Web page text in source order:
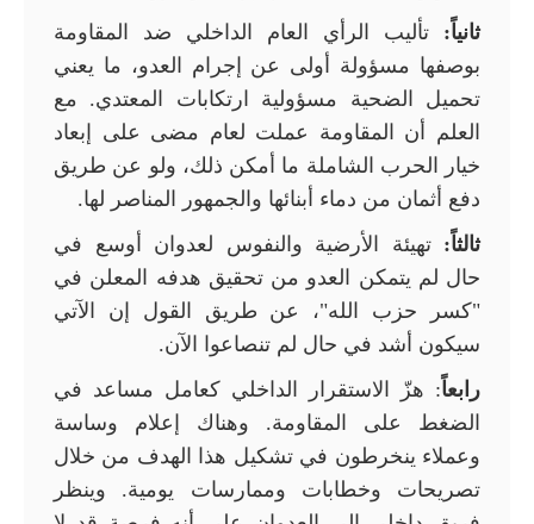
ثانياً: تأليب الرأي العام الداخلي ضد المقاومة
بوصفها مسؤولة أولى عن إجرام العدو، ما يعني
تحميل الضحية مسؤولية ارتكابات المعتدي. مع
العلم أن المقاومة عملت لعام مضى على إبعاد
خيار الحرب الشاملة ما أمكن ذلك، ولو عن طريق
دفع أثمان من دماء أبنائها والجمهور المناصر لها.
ثالثاً: تهيئة الأرضية والنفوس لعدوان أوسع في
حال لم يتمكن العدو من تحقيق هدفه المعلن في
"كسر حزب الله"، عن طريق القول إن الآتي
سيكون أشد في حال لم تنصاعوا الآن.
رابعاً: هزّ الاستقرار الداخلي كعامل مساعد في
الضغط على المقاومة. وهناك إعلام وساسة
وعملاء ينخرطون في تشكيل هذا الهدف من خلال
تصريحات وخطابات وممارسات يومية. وينظر